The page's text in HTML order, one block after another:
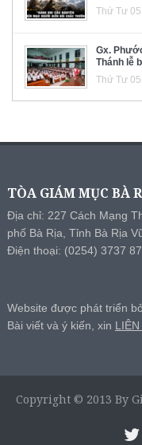
Thứ Tư
Gx.
Thánh lễ
Thứ Tư
TÒA GIÁM MỤC BÀ
Địa chỉ: 227 Cách Mạng
phố Bà Rịa, Tỉnh Bà Rịa
Điện thoại: (0254) 3737
Website được phát triển
Bài viết và ý kiến, xin
Copyright © 2013 By